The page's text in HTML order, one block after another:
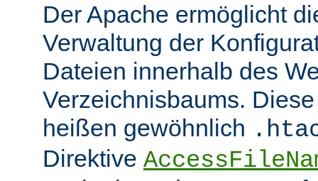
Der Apache ermöglicht
Verwaltung der
Dateien innerhalb des
Verzeichnisbaums.
heißen gewöhnlich
Direktive